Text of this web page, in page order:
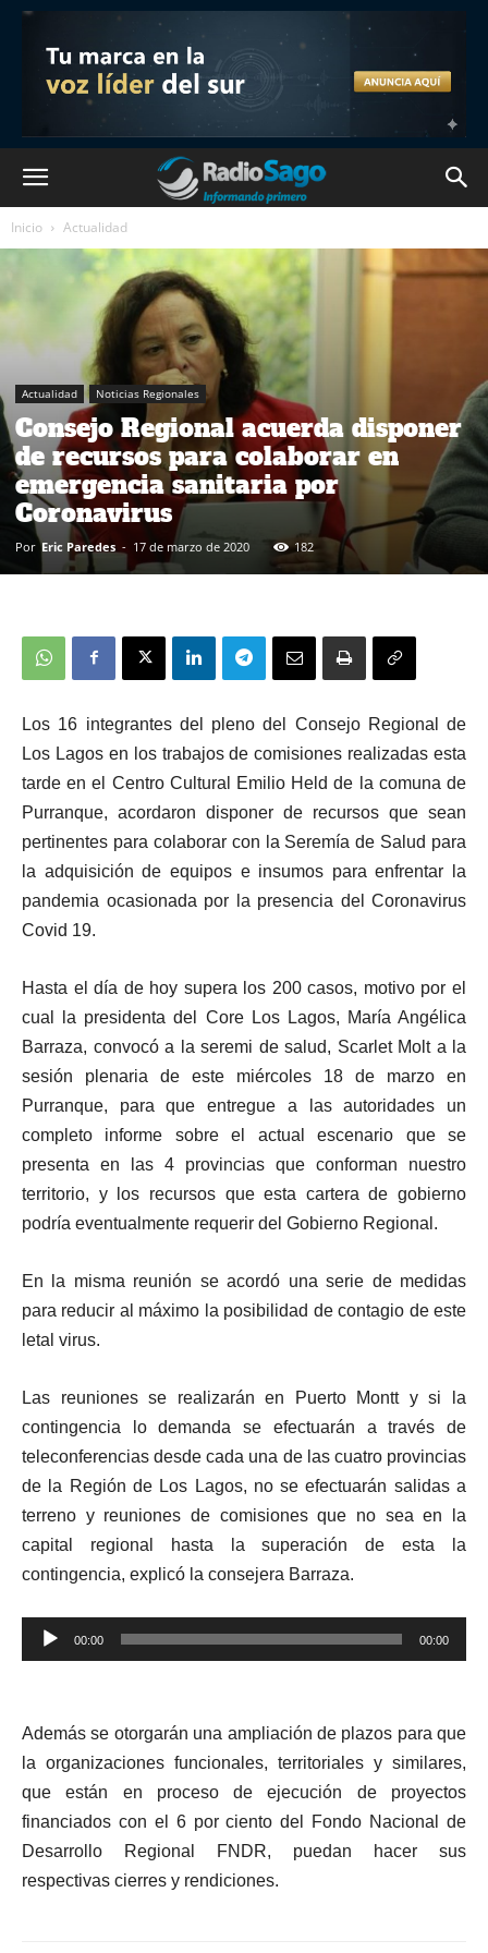
Inicio Actualidad
Actualidad Noticias Regionales
Consejo Regional acuerda disponer
de recursos para colaborar en
emergencia sanitaria por
Coronavirus
Por Eric Paredes - 17 de marzo de 2020 182
Los 16 integrantes del pleno del Consejo Regional de
Los Lagos en los trabajos de comisiones realizadas esta
tarde en el Centro Cultural Emilio Held de la comuna de
Purranque, acordaron disponer de recursos que sean
pertinentes para colaborar con la Seremía de Salud para
la adquisición de equipos e insumos para enfrentar la
pandemia ocasionada por la presencia del Coronavirus
Covid 19.
Hasta el día de hoy supera los 200 casos, motivo por el
cual la presidenta del Core Los Lagos, María Angélica
Barraza, convocó a la seremi de salud, Scarlet Molt a la
sesión plenaria de este miércoles 18 de marzo en
Purranque, para que entregue a las autoridades un
completo informe sobre el actual escenario que se
presenta en las 4 provincias que conforman nuestro
territorio, y los recursos que esta cartera de gobierno
podría eventualmente requerir del Gobierno Regional.
En la misma reunión se acordó una serie de medidas
para reducir al máximo la posibilidad de contagio de este
letal virus.
Las reuniones se realizarán en Puerto Montt y si la
contingencia lo demanda se efectuarán a través de
teleconferencias desde cada una de las cuatro provincias
de la Región de Los Lagos, no se efectuarán salidas a
terreno y reuniones de comisiones que no sea en la
capital regional hasta la superación de esta la
contingencia, explicó la consejera Barraza.
Reproductor
de
00:00 00:00
Además se otorgarán una ampliación de plazos para que
la organizaciones funcionales, territoriales y similares,
que están en proceso de ejecución de proyectos
financiados con el 6 por ciento del Fondo Nacional de
Desarrollo Regional FNDR, puedan hacer sus
respectivas cierres y rendiciones.